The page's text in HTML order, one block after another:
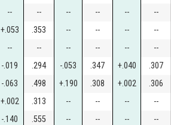
-- -- -- -- -- --
+.053 .353 -- -- -- --
-- -- -- -- -- --
-.019 .294 -.053 .347 +.040 .307
-.063 .498 +.190 .308 +.002 .306
+.002 .313 -- -- -- --
-.140 .555 -- -- -- --